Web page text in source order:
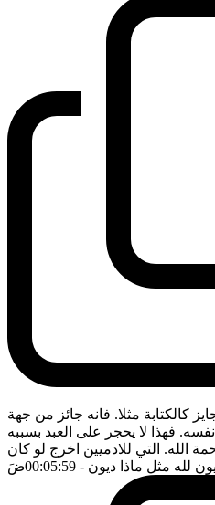
كالكتابة مثلا. فانه جائز من جهة
فهذا لا يحجر على العبد بسببه
الله. التي للادميين اخرج لو كان
لله مثل ماذا ديون - 00:05:59 ضَ